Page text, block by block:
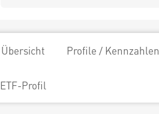
Übersicht Profile / Kennzahlen
ETF-Profil